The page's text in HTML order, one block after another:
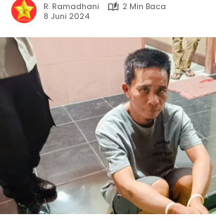
R. Ramadhani
2 Min Baca
8 Juni 2024